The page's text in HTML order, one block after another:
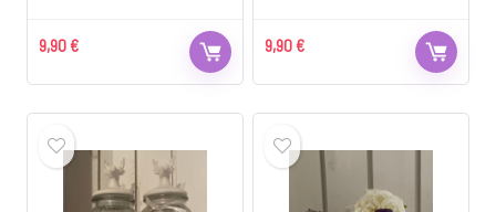
9,90€ 9,90€